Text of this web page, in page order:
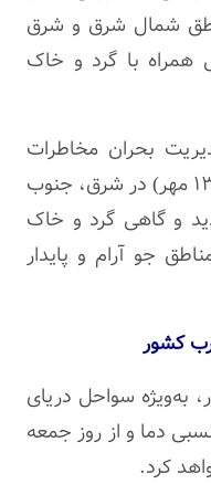
شمال شرق و شرق
همراه با گرد و خاک
بحران مخاطرات
وضع هوا ادامه داد: روز یکشنبه (۱۳ مهر) در شرق، جنوب
و گاهی گرد و خاک
جو آرام و پایدار
کشور
به‌ویژه سواحل دریای
کاهش نسبی دما و از روز جمعه
کرد.